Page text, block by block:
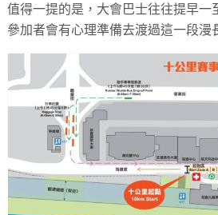
值得一提的是，大會巴士往往提早一
參加者會有心理準備去渡過這一段漫